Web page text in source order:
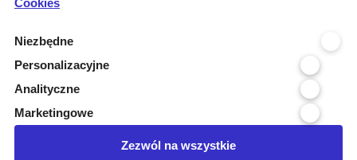
Kontakt
Kontakt
Infolinia 800 800 707
kontakt@pressinfo.pl
Cookies
Niezbędne
Personalizacyjne
Analityczne
Marketingowe
Zezwól na wszystkie